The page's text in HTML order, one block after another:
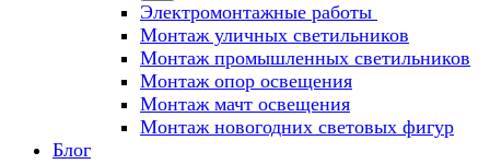
Электромонтажные работы
Монтаж уличных светильников
Монтаж промышленных светильников
Монтаж опор освещения
Монтаж мачт освещения
Монтаж новогодних световых фигур
Блог